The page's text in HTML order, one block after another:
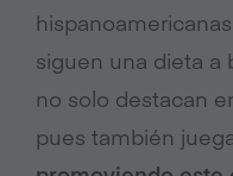
siguen una dieta a
no solo destacan
pues también